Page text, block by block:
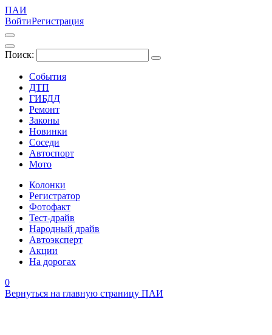
ПАИ
ВойтиРегистрация
Поиск:
События
ДТП
ГИБДД
Ремонт
Законы
Новинки
Соседи
Автоспорт
Мото
Колонки
Регистратор
Фотофакт
Тест-драйв
Народный драйв
Автоэксперт
Акции
На дорогах
0
Вернуться на главную страницу ПАИ